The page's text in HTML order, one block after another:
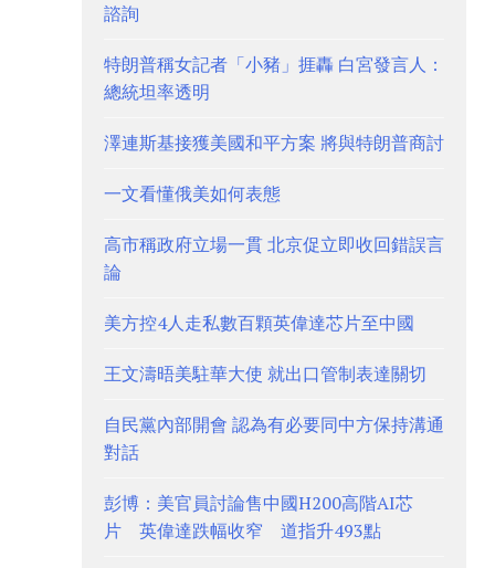
諮詢
特朗普稱女記者「小豬」捱轟 白宮發言人：
總統坦率透明
澤連斯基接獲美國和平方案 將與特朗普商討
一文看懂俄美如何表態
高市稱政府立場一貫 北京促立即收回錯誤言
論
美方控4人走私數百顆英偉達芯片至中國
王文濤晤美駐華大使 就出口管制表達關切
自民黨內部開會 認為有必要同中方保持溝通
對話
彭博：美官員討論售中國H200高階AI芯
片 英偉達跌幅收窄 道指升493點